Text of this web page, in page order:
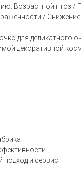
Возрастной птоз
/
для деликатного
декоративной
подход и сервис